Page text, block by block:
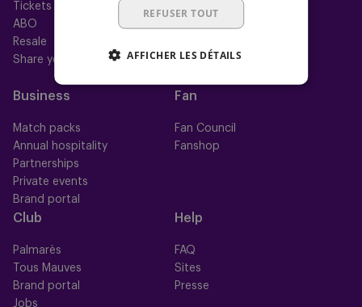
Tickets
ABO
Resale
Share your ticket
Nos memberships
Mauve+ Gold
Business
Match packs
Annual hospitality
Partnerships
Private events
Brand portal
Fan
Fan Council
Fanshop
Club
Palmarès
Tous Mauves
Brand portal
Jobs
Help
FAQ
Sites
Presse
REFUSER TOUT
AFFICHER LES DÉTAILS